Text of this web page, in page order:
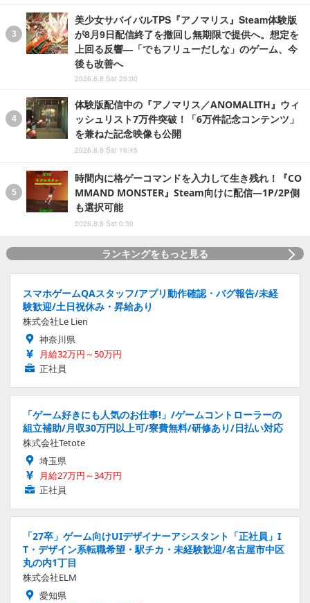
美少女サバイバルTPS『アノマリス』Steam体験版
が8月9日配信終了を撤回し無期限で提供へ。想定を
上回る反響―「でもフリューだしな」のゲーム、今
後も改善へ
2026.8.8 Sat 20:00
体験版配信中の『アノマリス／ANOMALITH』ウィ
ッシュリスト7万件突破！「6万件記念コンテンツ」
を兼ねた記念映像も公開
2026.8.8 Sat 16:45
時間内に格ゲーコマンドを入力して生き残れ！『CO
MMAND MONSTER』Steam向けに配信―1P/2P側
も選択可能
2026.8.8 Sat 0:30
ランキングをもっと見る
スマホゲームQAスタッフ/アプリ動作確認・バグ報告/未経
験歓迎/土日祝休み・昇給あり
株式会社Le Lien
神奈川県
月給32万円～50万円
正社員
「ゲーム好きにも人気のお仕事!」/ゲームコントローラーの
組立補助/月収30万円以上可/寮費無料/研修あり/日払い対応
株式会社Tetote
埼玉県
月給27万円～34万円
正社員
「27卒」ゲーム向けUIデザイナーアシスタント「正社員」I
T・デザイン系転職希望・駅チカ・未経験歓迎/名古屋市中区
丸の内1丁目
株式会社ELM
愛知県